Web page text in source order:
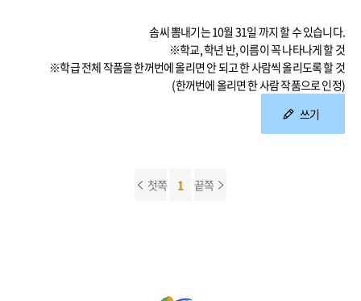
솜씨 뽐내기는 10월 31일 까지 할 수 있습니다.
※학교, 학년 반, 이름이 꼭 나타나게 할 것
※학급 전체 작품을 한꺼번에 올리면 안 되고 한 사람씩 올리도록 할 것
(한꺼번에 올리면 한 사람 작품으로 인정)
쓰기
첫쪽 1 끝쪽